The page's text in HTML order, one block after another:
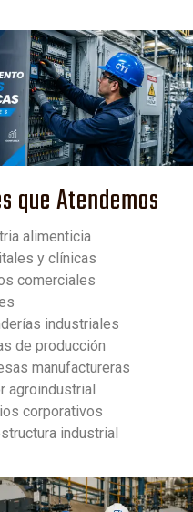
que Atendemos
alimenticia
y clínicas
comerciales
industriales
de producción
manufactureras
agroindustrial
corporativos
industrial